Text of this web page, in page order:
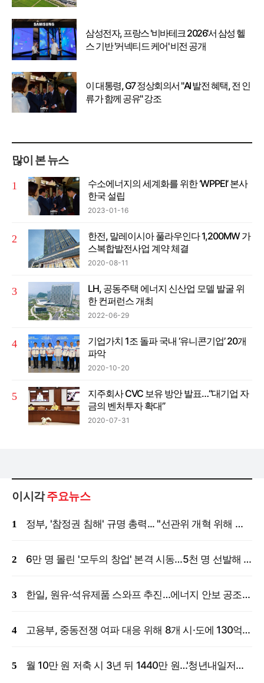
삼성전자, 프랑스 '비바테크 2026'서 삼성 헬
스 기반 '커넥티드 케어' 비전 공개
이 대통령, G7 정상회의서 "AI 발전 혜택, 전 인
류가 함께 공유" 강조
많이 본 뉴스
수소에너지의 세계화를 위한 ‘WPPEI’ 본사
한국 설립
2023-01-16
한전, 말레이시아 풀라우인다 1,200MW 가
스복합발전사업 계약 체결
2020-08-11
LH, 공동주택 에너지 신산업 모델 발굴 위
한 컨퍼런스 개최
2022-06-29
기업가치 1조 돌파 국내 ‘유니콘기업’ 20개
파악
2020-10-20
지주회사 CVC 보유 방안 발표…“대기업 자
금의 벤처투자 확대”
2020-07-31
이시각주요뉴스
정부, '참정권 침해' 규명 총력... "선관위 개혁 위해 국정조사 등 모든 조치"
6만 명 몰린 '모두의 창업' 본격 시동…5천 명 선발해 밀착 지원
한일, 원유·석유제품 스와프 추진…에너지 안보 공조 강화
고용부, 중동전쟁 여파 대응 위해 8개 시·도에 130억 원 긴급 투입
월 10만 원 저축 시 3년 뒤 1440만 원…'청년내일저축계좌' 신규 모집